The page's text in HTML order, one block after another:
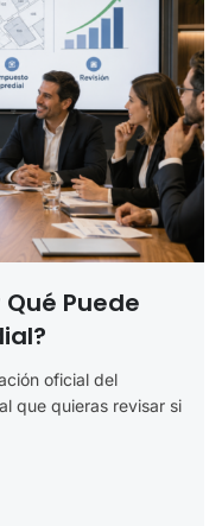
Puede
oficial del
que quieras revisar si